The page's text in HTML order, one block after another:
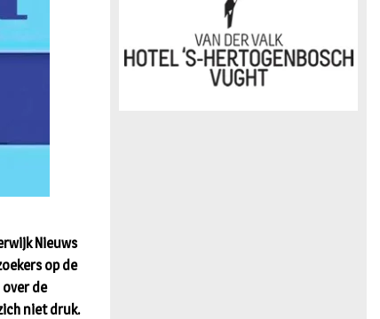
Nieuws
op de
de
niet druk.